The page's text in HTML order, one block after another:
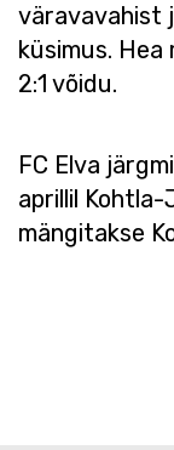
väravavahist
küsimus. Hea
2:1 võidu.
FC Elva
aprillil Kohtla-
mängitakse